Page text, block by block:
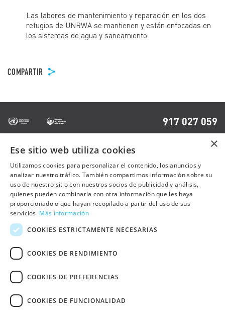
Las labores de mantenimiento y reparación en los dos
refugios de UNRWA se mantienen y están enfocadas en
los sistemas de agua y saneamiento.
COMPARTIR
917 027 059
OTRAS PÁGINAS
Contacto
Preguntas frecuentes
Trabaja con nosotros
Sala de prensa
Política de cookies
Política de privacidad
Aviso Legal
Declaración de Accesibilidad Web
×
Ese sitio web utiliza cookies
Utilizamos cookies para personalizar el contenido, los anuncios y
analizar nuestro tráfico. También compartimos información sobre su
uso de nuestro sitio con nuestros socios de publicidad y análisis,
quienes pueden combinarla con otra información que les haya
proporcionado o que hayan recopilado a partir del uso de sus
servicios. Más información
COOKIES ESTRICTAMENTE NECESARIAS
COOKIES DE RENDIMIENTO
COOKIES DE PREFERENCIAS
COOKIES DE FUNCIONALIDAD